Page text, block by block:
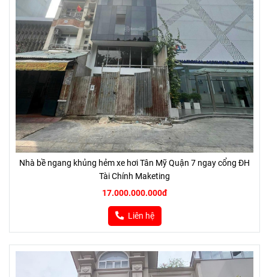
Nhà bề ngang khủng hẻm xe hơi Tân Mỹ Quận 7 ngay cổng ĐH
Tài Chính Maketing
17.000.000.000đ
Liên hệ